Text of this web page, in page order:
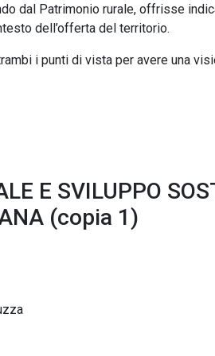
dal Patrimonio rurale, offrisse
dell’offerta del territorio.
i punti di vista per avere una
E SVILUPPO
(copia 1)